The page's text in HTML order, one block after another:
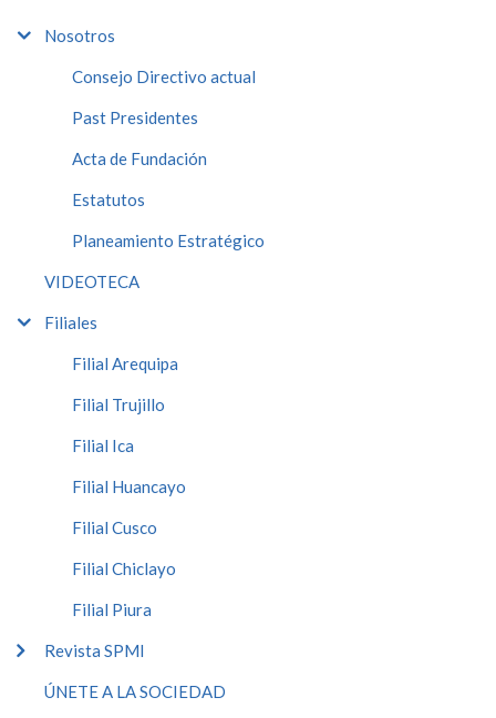
Nosotros
Consejo Directivo actual
Past Presidentes
Acta de Fundación
Estatutos
Planeamiento Estratégico
VIDEOTECA
Filiales
Filial Arequipa
Filial Trujillo
Filial Ica
Filial Huancayo
Filial Cusco
Filial Chiclayo
Filial Piura
Revista SPMI
ÚNETE A LA SOCIEDAD